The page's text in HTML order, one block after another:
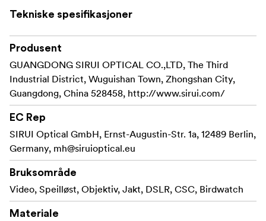
Arca-compatible.
Standard plate supplied with SIRUI PH-20 Gimbal
Head.
Tekniske spesifikasjoner
Produsent
GUANGDONG SIRUI OPTICAL CO.,LTD, The Third
Industrial District, Wuguishan Town, Zhongshan City,
Guangdong, China 528458, http://www.sirui.com/
EC Rep
SIRUI Optical GmbH, Ernst-Augustin-Str. 1a, 12489 Berlin,
Germany, mh@siruioptical.eu
Bruksområde
Video, Speilløst, Objektiv, Jakt, DSLR, CSC, Birdwatch
Materiale